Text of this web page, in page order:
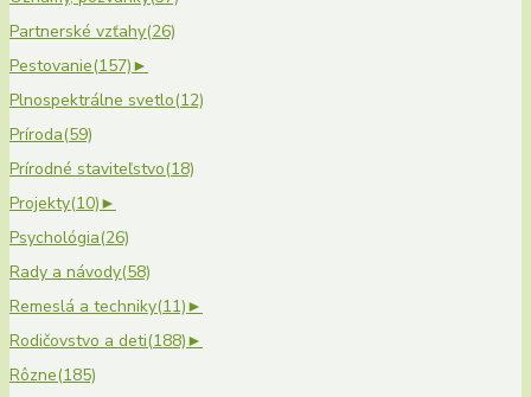
Partnerské vzťahy(26)
Pestovanie(157)►
Plnospektrálne svetlo(12)
Príroda(59)
Prírodné staviteľstvo(18)
Projekty(10)►
Psychológia(26)
Rady a návody(58)
Remeslá a techniky(11)►
Rodičovstvo a deti(188)►
Rôzne(185)